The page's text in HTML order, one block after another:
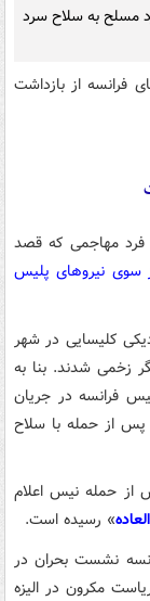
مسلح به سلاح سرد
فرانسه از بازداشت
فرد مهاجمی که قصد
سوی نیروهای پلیس
کلیسایی در شهر
زخمی شدند. بنا به
فرانسه در جریان
پس از حمله با سلاح
از حمله نیس اعلام
» رسیده است.
نشست بحران در
مکرون در الیزه